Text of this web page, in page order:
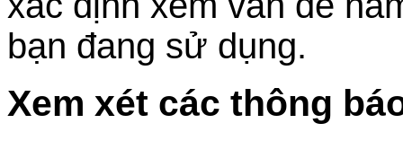
bạn đang sử dụng.
Xem xét các thông